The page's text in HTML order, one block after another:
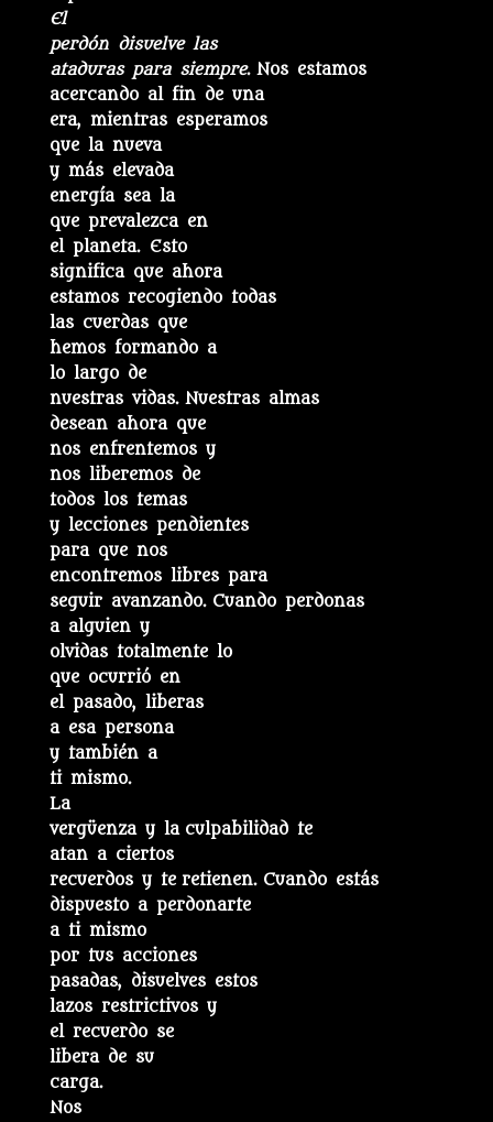
El
perdón disuelve las
ataduras para siempre. Nos estamos
acercando al fin de una
era, mientras esperamos
que la nueva
y más elevada
energía sea la
que prevalezca en
el planeta. Esto
significa que ahora
estamos recogiendo todas
las cuerdas que
hemos formando a
lo largo de
nuestras vidas. Nuestras almas
desean ahora que
nos enfrentemos y
nos liberemos de
todos los temas
y lecciones pendientes
para que nos
encontremos libres para
seguir avanzando. Cuando perdonas
a alguien y
olvidas totalmente lo
que ocurrió en
el pasado, liberas
a esa persona
y también a
ti mismo.
La
vergüenza y la culpabilidad te
atan a ciertos
recuerdos y te retienen. Cuando estás
dispuesto a perdonarte
a ti mismo
por tus acciones
pasadas, disuelves estos
lazos restrictivos y
el recuerdo se
libera de su
carga.
Nos